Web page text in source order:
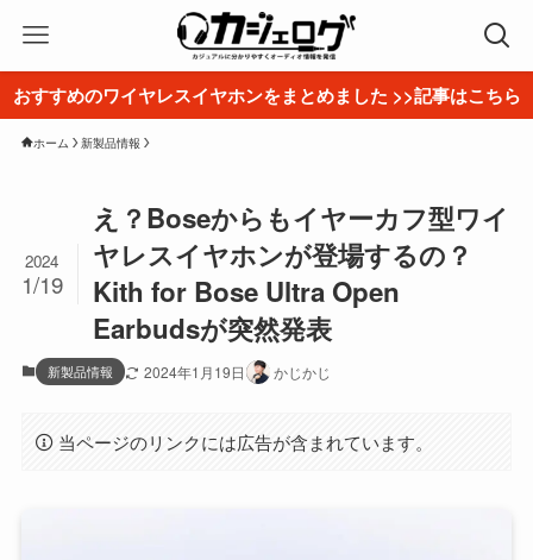
おすすめのワイヤレスイヤホンをまとめました >>記事はこちら
ホーム 新製品情報
え？Boseからもイヤーカフ型ワイ
ヤレスイヤホンが登場するの？
Kith for Bose Ultra Open
Earbudsが突然発表
2024
1/19
新製品情報 2024年1月19日 かじかじ
当ページのリンクには広告が含まれています。